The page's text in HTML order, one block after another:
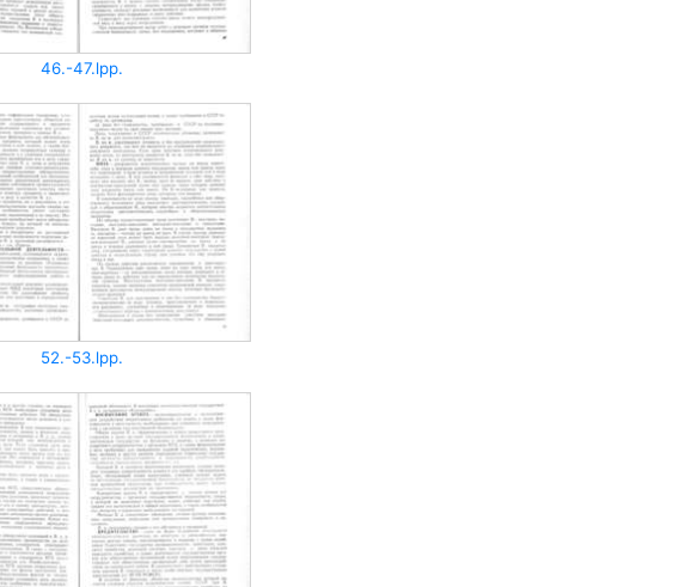
46.-47.lpp.
52.-53.lpp.